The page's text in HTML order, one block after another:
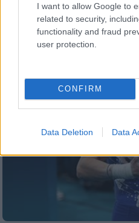
I want to allow Google to
related to security,
functionality and fraud
user protection.
CONFIRM
Data Deletion Data
Δείτε βίντεο από τη